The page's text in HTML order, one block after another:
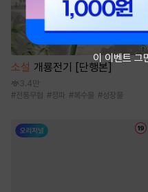
소설 개룡전기 [단행본]
3.4만
#전통무협 #정파 #복수물 #성장물
이 이벤트 그